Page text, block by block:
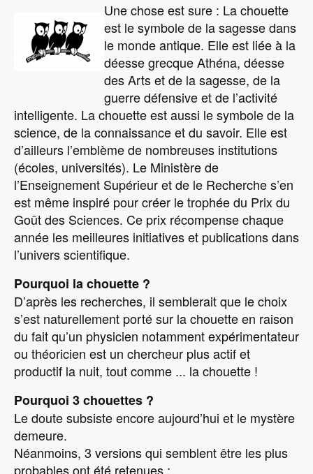
Image
Une chose est sure : La chouette
est le symbole de la sagesse dans
le monde antique. Elle est liée à la
déesse grecque Athéna, déesse
des Arts et de la sagesse, de la
guerre défensive et de l’activité
intelligente. La chouette est aussi le symbole de la
science, de la connaissance et du savoir. Elle est
d’ailleurs l’emblème de nombreuses institutions
(écoles, universités). Le Ministère de
l’Enseignement Supérieur et de le Recherche s’en
est même inspiré pour créer le trophée du Prix du
Goût des Sciences. Ce prix récompense chaque
année les meilleures initiatives et publications dans
l’univers scientifique.
Pourquoi la chouette ?
D’après les recherches, il semblerait que le choix
s’est naturellement porté sur la chouette en raison
du fait qu’un physicien notamment expérimentateur
ou théoricien est un chercheur plus actif et
productif la nuit, tout comme ... la chouette !
Pourquoi 3 chouettes ?
Le doute subsiste encore aujourd’hui et le mystère
demeure.
Néanmoins, 3 versions qui semblent être les plus
probables ont été retenues :